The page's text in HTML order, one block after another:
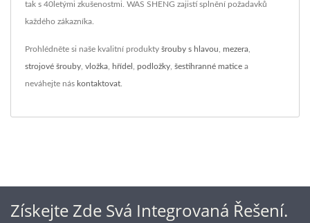
tak s 40letými zkušenostmi. WAS SHENG zajistí splnění požadavků
každého zákazníka.
Prohlédněte si naše kvalitní produkty šrouby s hlavou, mezera,
strojové šrouby, vložka, hřídel , podložky, šestihranné matice a
neváhejte nás kontaktovat.
Získejte Zde Svá Integrovaná Řešení.